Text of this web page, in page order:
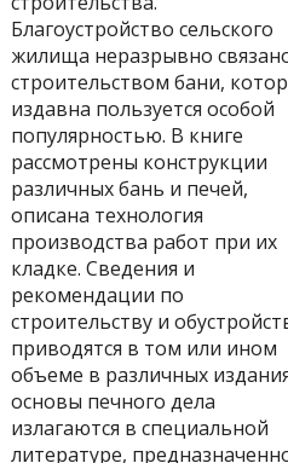
Благоустройство сельского
жилища неразрывно
строительством бани,
издавна пользуется особой
популярностью. В книге
рассмотрены конструкции
различных бань и печей,
описана технология
производства работ при их
кладке. Сведения и
рекомендации по
строительству и
приводятся в том или ином
объеме в различных
основы печного дела
излагаются в специальной
литературе,